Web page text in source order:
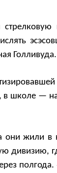
Голливуда.
в школе —
они жили в
дивизию,